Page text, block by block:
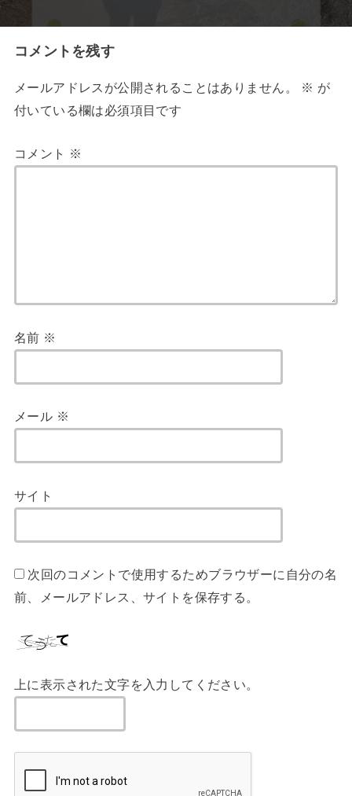
コメントを残す
メールアドレスが公開されることはありません。 ※ が
付いている欄は必須項目です
コメント ※
名前 ※
メール ※
サイト
次回のコメントで使用するためブラウザーに自分の名
前、メールアドレス、サイトを保存する。
上に表示された文字を入力してください。